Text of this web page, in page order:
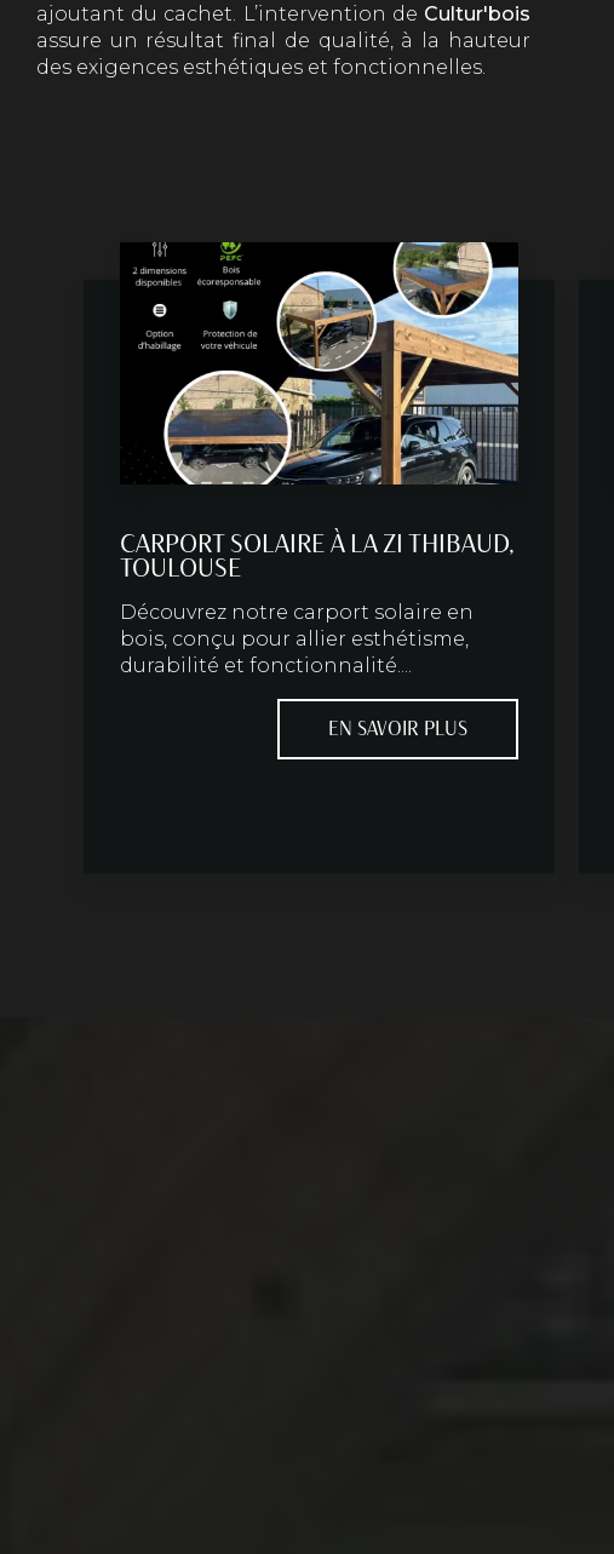
ajoutant du cachet. L’intervention de Cultur'bois
assure un résultat final de qualité, à la hauteur
des exigences esthétiques et fonctionnelles.
CARPORT SOLAIRE À LA ZI THIBAUD,
TOULOUSE
Découvrez notre carport solaire en
bois, conçu pour allier esthétisme,
durabilité et fonctionnalité....
EN SAVOIR PLUS